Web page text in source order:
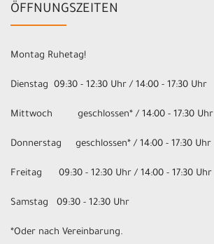
ÖFFNUNGSZEITEN
Montag Ruhetag!
Dienstag 09:30 - 12:30 Uhr / 14:00 - 17:30 Uhr
Mittwoch geschlossen* / 14:00 - 17:30 Uhr
Donnerstag geschlossen* / 14:00 - 17:30 Uhr
Freitag 09:30 - 12:30 Uhr / 14:00 - 17:30 Uhr
Samstag 09:30 - 12:30 Uhr
*Oder nach Vereinbarung.